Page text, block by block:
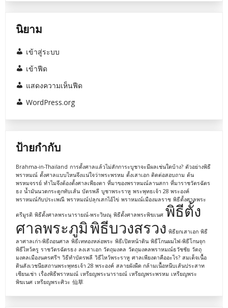
นิยาม
เข้าสู่ระบบ
เข้าฟีด
แสดงความเห็นฟีด
WordPress.org
ป้ายกำกับ
Brahma-in-Thailand การตั้งศาลแล้วไม่สักการะบูชาจะมีผลเช่นใดบ้าง? ตัวอย่างพิธี
พราหมณ์ ตั้งศาลแบบไหนจึงแน่ใจว่าพระพรหม ตั้งเสาเอก ติดต่อสอบถาม ต้น
พรหมจรรย์ ทำไมจึงต้องตั้งศาลเพียงตา ที่มาของพราหมณ์ลานสกา ที่มาราชวัตรฉัตร
ธง น้ำมันนวดกระดูกทับเส้น บัตรพลี บูชาพระราหู พระพุทธเจ้า 28 พระองค์
พราหมณ์กับประเพณี พราหมณ์ปลุกเสกไอ้ไข่ พราหมณ์เมืองมลราช พิธีตั้งศาลพระ
ตรีมูรติ พิธีตั้งศาลพระนารายณ์-พระวิษณุ พิธีตั้งศาลพระพิฆเนศ พิธีตั้ง
ศาลพระภูมิพิธีบวงสรวง พิธียกเสาเอก พิธี
ลาศาลเก่า-พิธีถอนศาล พิธีเททองหล่อพระ พิธีเปิดหน้าดิน พิธีโกนผมไฟ-พิธีโกนจุก
พิธีไหว้ครู ราชวัตรฉัตรธง ลงเสาเอก วัตถุมงคล วัตถุมงคลพราหมณ์ธวัชชัย วัตถุ
มงคลเมืองนครศรีฯ วิธีทำบัตรพลี วิธีไหว้พระราหู ศาลเพียงตาคืออะไร? สมเด็จเนื้อ
ดินสังเวชนียสถานพระพุทธเจ้า 28 พระองค์ สลายผังผืด กล้ามเนื้อหนีบเส้นประสาท
เซียนเช่า เรื่องพิธีพราหมณ์ เหรียญพระนารายณ์ เหรียญพระพรหม เหรียญพระ
พิฆเนศ เหรียญพระศิวะ 仙草